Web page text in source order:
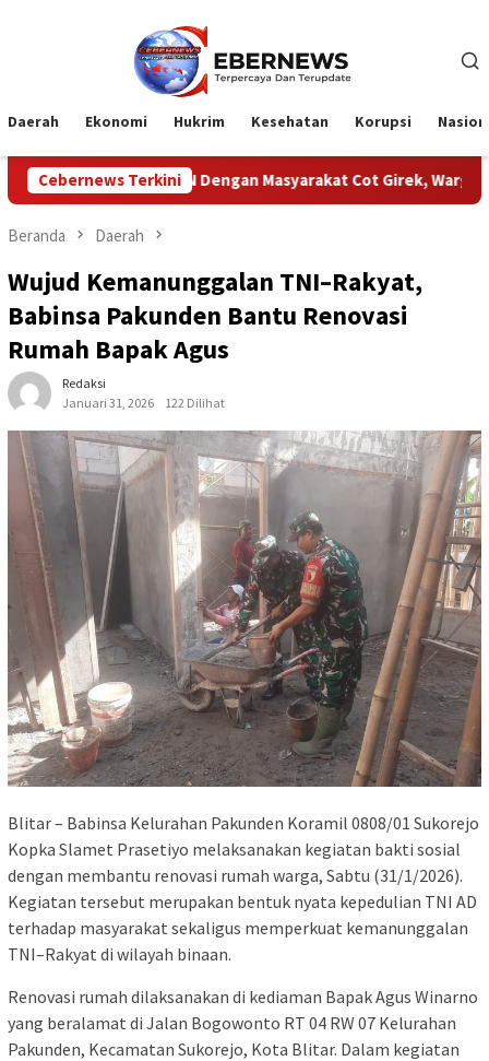
Daerah Ekonomi Hukrim Kesehatan Korupsi
Cebernews Terkini
Dengan Masyarakat Cot Girek, Warga Sampaikan
Beranda Daerah
Wujud Kemanunggalan TNI–Rakyat,
Babinsa Pakunden Bantu Renovasi
Rumah Bapak Agus
Redaksi
Januari 31, 2026
122 Dilihat
Blitar – Babinsa Kelurahan Pakunden Koramil 0808/01 Sukorejo
Kopka Slamet Prasetiyo melaksanakan kegiatan bakti sosial
dengan membantu renovasi rumah warga, Sabtu (31/1/2026).
Kegiatan tersebut merupakan bentuk nyata kepedulian TNI AD
terhadap masyarakat sekaligus memperkuat kemanunggalan
TNI–Rakyat di wilayah binaan.
Renovasi rumah dilaksanakan di kediaman Bapak Agus Winarno
yang beralamat di Jalan Bogowonto RT 04 RW 07 Kelurahan
Pakunden, Kecamatan Sukorejo, Kota Blitar. Dalam kegiatan